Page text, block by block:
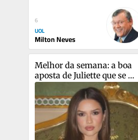
6
UOL
Milton Neves
Melhor da semana: a boa
aposta de Juliette que se
destaca no ‘Saia Justa’